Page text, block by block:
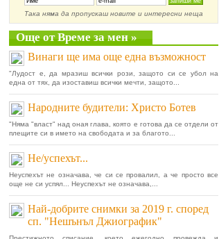
Така няма да пропускаш новите и интересни неща
Още от Време за мен »
Винаги ще има още една възможност
"Лудост е, да мразиш всички рози, защото си се убол на
една от тях, да изоставиш всички мечти, защото...
Народните будители: Христо Ботев
"Няма "власт" над оная глава, която е готова да се отдели от
плещите си в името на свободата и за благото...
Не/успехът...
Неуспехът не означава, че си се провалил, а че просто все
още не си успял... Неуспехът не означава,...
Най-добрите снимки за 2019 г. според
сп. "Нешънъл Джиографик"